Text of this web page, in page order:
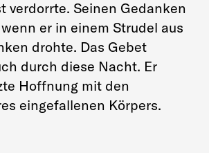
verdorrte. Seinen Gedanken
er in einem Strudel aus
drohte. Das Gebet
durch diese Nacht. Er
Hoffnung mit den
eingefallenen Körpers.